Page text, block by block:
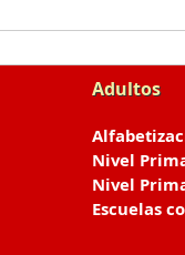
Adultos
Nivel
Nivel
Escuelas